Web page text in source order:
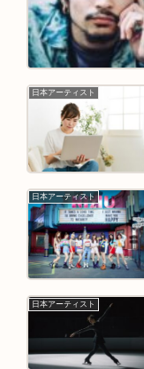
日本アーティスト
日本アーティスト
日本アーティスト